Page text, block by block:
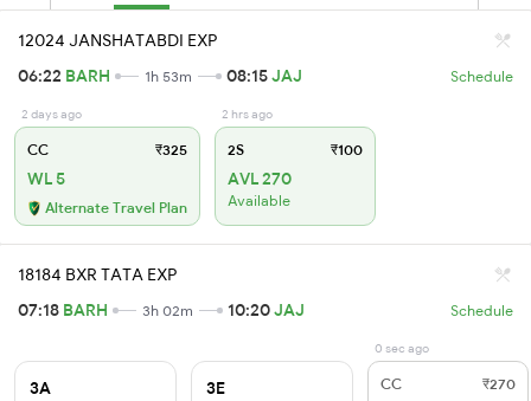
12024 JANSHATABDI EXP
06:22 BARH 1h 53m 08:15JAJ Schedule
2 days ago
CC ₹325
WL 5
Alternate Travel Plan
2 hrs ago
2S ₹100
AVL 270
Available
18184 BXR TATA EXP
07:18 BARH 3h 02m 10:20JAJ Schedule
3A 3E
0 sec ago
CC ₹270